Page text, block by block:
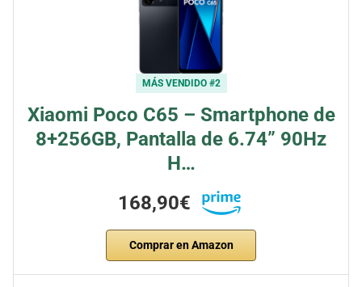
MÁS VENDIDO #2
Xiaomi Poco C65 – Smartphone de
8+256GB, Pantalla de 6.74” 90Hz
H…
168,90€
Comprar en Amazon